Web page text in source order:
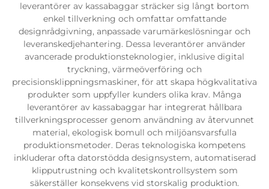
leverantörer av kassabaggar sträcker sig långt bortom
enkel tillverkning och omfattar omfattande
designrådgivning, anpassade varumärkeslösningar och
leveranskedjehantering. Dessa leverantörer använder
avancerade produktionsteknologier, inklusive digital
tryckning, värmeöverföring och
precisionsklippningsmaskiner, för att skapa högkvalitativa
produkter som uppfyller kunders olika krav. Många
leverantörer av kassabaggar har integrerat hållbara
tillverkningsprocesser genom användning av återvunnet
material, ekologisk bomull och miljöansvarsfulla
produktionsmetoder. Deras teknologiska kompetens
inkluderar ofta datorstödda designsystem, automatiserad
klipputrustning och kvalitetskontrollsystem som
säkerställer konsekvens vid storskalig produktion.